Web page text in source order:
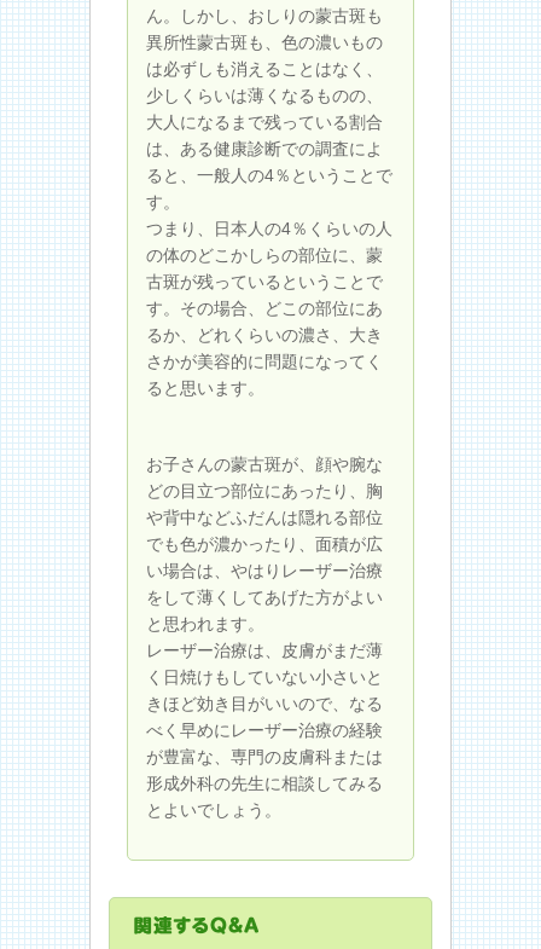
ん。しかし、おしりの蒙古斑も
異所性蒙古斑も、色の濃いもの
は必ずしも消えることはなく、
少しくらいは薄くなるものの、
大人になるまで残っている割合
は、ある健康診断での調査によ
ると、一般人の4％ということで
す。
つまり、日本人の4％くらいの人
の体のどこかしらの部位に、蒙
古斑が残っているということで
す。その場合、どこの部位にあ
るか、どれくらいの濃さ、大き
さかが美容的に問題になってく
ると思います。
お子さんの蒙古斑が、顔や腕な
どの目立つ部位にあったり、胸
や背中などふだんは隠れる部位
でも色が濃かったり、面積が広
い場合は、やはりレーザー治療
をして薄くしてあげた方がよい
と思われます。
レーザー治療は、皮膚がまだ薄
く日焼けもしていない小さいと
きほど効き目がいいので、なる
べく早めにレーザー治療の経験
が豊富な、専門の皮膚科または
形成外科の先生に相談してみる
とよいでしょう。